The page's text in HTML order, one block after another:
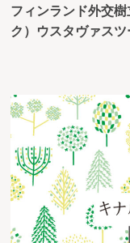
フィンランド外交
ク）ウスタヴァスツ